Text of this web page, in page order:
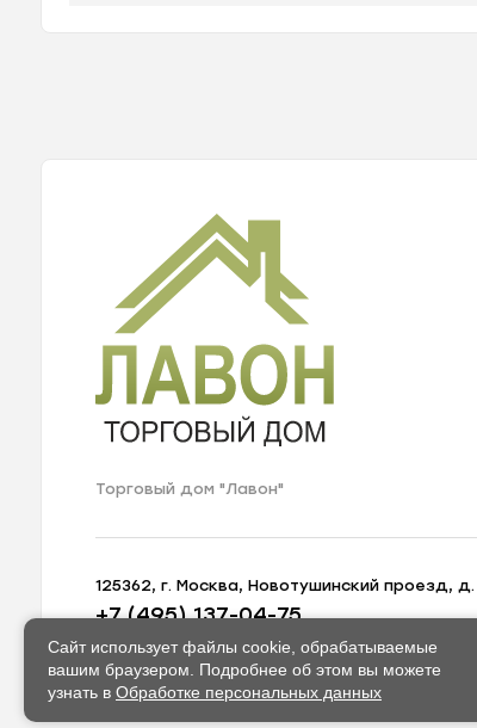
Торговый дом "Лавон"
125362, г. Москва, Новотушинский проезд, д.
+7 (495) 137-04-75
zakaz@lavon-shop.ru
Сайт использует файлы cookie, обрабатываемые
вашим браузером. Подробнее об этом вы можете
узнать в Обработке персональных данных